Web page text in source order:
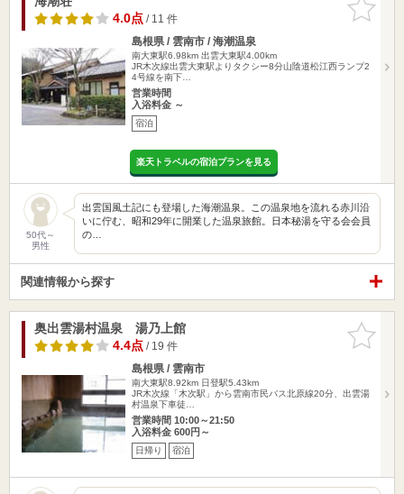
りに追加
4.0点/ 11 件
島根県 / 雲南市 / 海潮温泉
南大東駅6.98km 出雲大東駅4.00km
JR木次線出雲大東駅よりタクシー8分山陰道松江西ランプ2
4号線を南下…
営業時間
入浴料金 ～
宿泊
楽天トラベルの宿泊プランを見る
50代～
男性
出雲国風土記にも登場した海潮温泉。この温泉地を流れる赤川沿
いに佇む、昭和29年に開業した温泉旅館。日本秘湯を守る会会員
の…
関連情報から探す
お気に入
りに追加
奥出雲湯村温泉 湯乃上館
4.4点/ 19 件
島根県 / 雲南市
南大東駅8.92km 日登駅5.43km
JR木次線「木次駅」から雲南市民バス北原線20分、出雲湯
村温泉下車徒…
営業時間 10:00～21:50
入浴料金 600円～
日帰り 宿泊